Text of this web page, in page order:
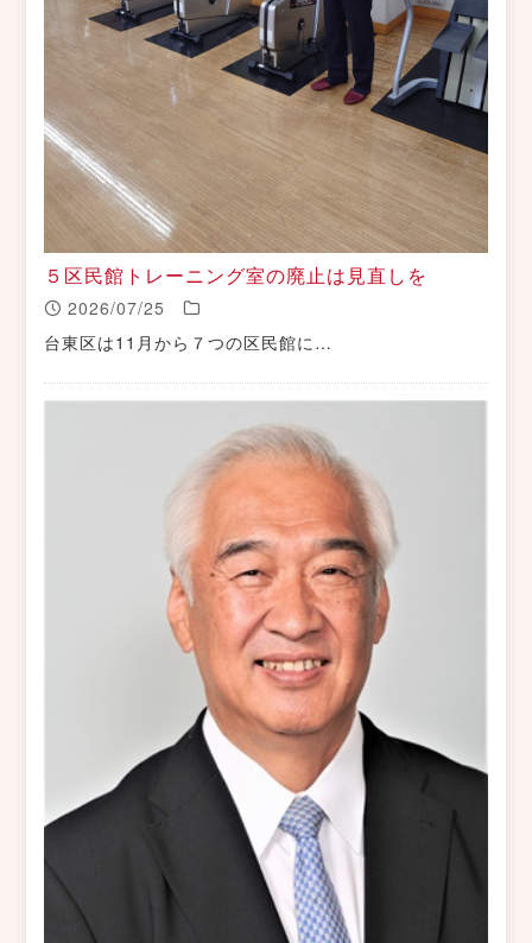
５区民館トレーニング室の廃止は見直しを
2026/07/25
台東区は11月から７つの区民館に…